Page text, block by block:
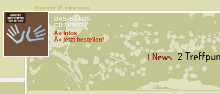
Startseite |Â Impressum
DAS IST LOS
CD / VINYL
Â» Infos
Â» jetzt bestellen!